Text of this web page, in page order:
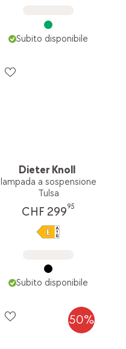
Subito disponibile
Dieter Knoll
lampada a sospensione
Tulsa
CHF 29995
Subito disponibile
50%